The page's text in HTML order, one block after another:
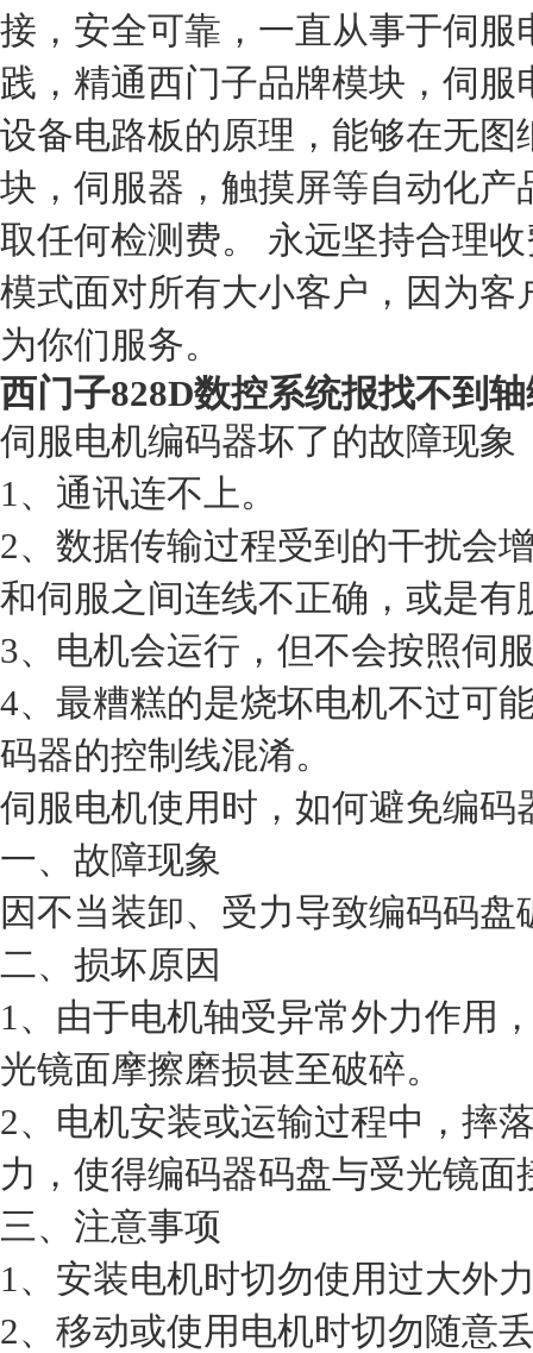
接，安全可靠，一直从事于伺
践，精通西门子品牌模块，伺
设备电路板的原理，能够在无
块，伺服器，触摸屏等自动化
取任何检测费。 永远坚持合理
模式面对所有大小客户，因为
为你们服务。
西门子828D数控系统报找不到
伺服电机编码器坏了的故障现象
1、通讯连不上。
2、数据传输过程受到的干扰会
和伺服之间连线不正确，或是
3、电机会运行，但不会按照伺
4、最糟糕的是烧坏电机不过可
码器的控制线混淆。
伺服电机使用时，如何避免编码
一、故障现象
因不当装卸、受力导致编码码盘
二、损坏原因
1、由于电机轴受异常外力作用
光镜面摩擦磨损甚至破碎。
2、电机安装或运输过程中，摔
力，使得编码器码盘与受光镜面
三、注意事项
1、安装电机时切勿使用过大外
2、移动或使用电机时切勿随意